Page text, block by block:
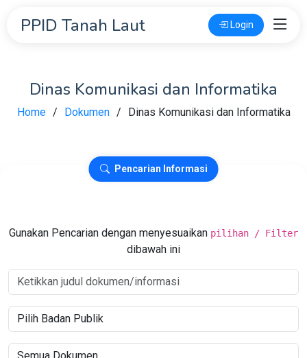
PPID Tanah Laut Login
Dinas Komunikasi dan Informatika
Home Dokumen Dinas Komunikasi dan Informatika
Pencarian Informasi
Gunakan Pencarian dengan menyesuaikan pilihan / Filter
dibawah ini